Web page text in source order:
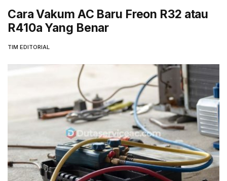
Cara Vakum AC Baru Freon R32 atau
R410a Yang Benar
TIM EDITORIAL